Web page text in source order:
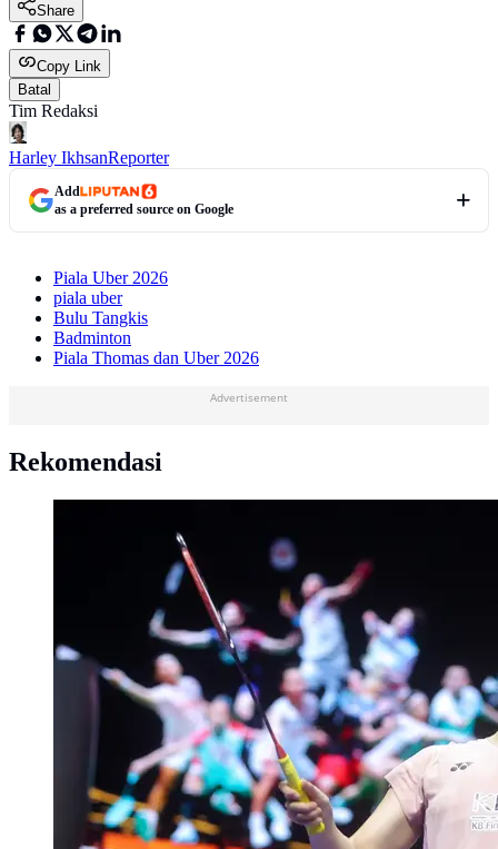
Share
Copy Link
Batal
Tim Redaksi
Harley IkhsanReporter
Add
as a preferred source on Google
Piala Uber 2026
piala uber
Bulu Tangkis
Badminton
Piala Thomas dan Uber 2026
Advertisement
Rekomendasi